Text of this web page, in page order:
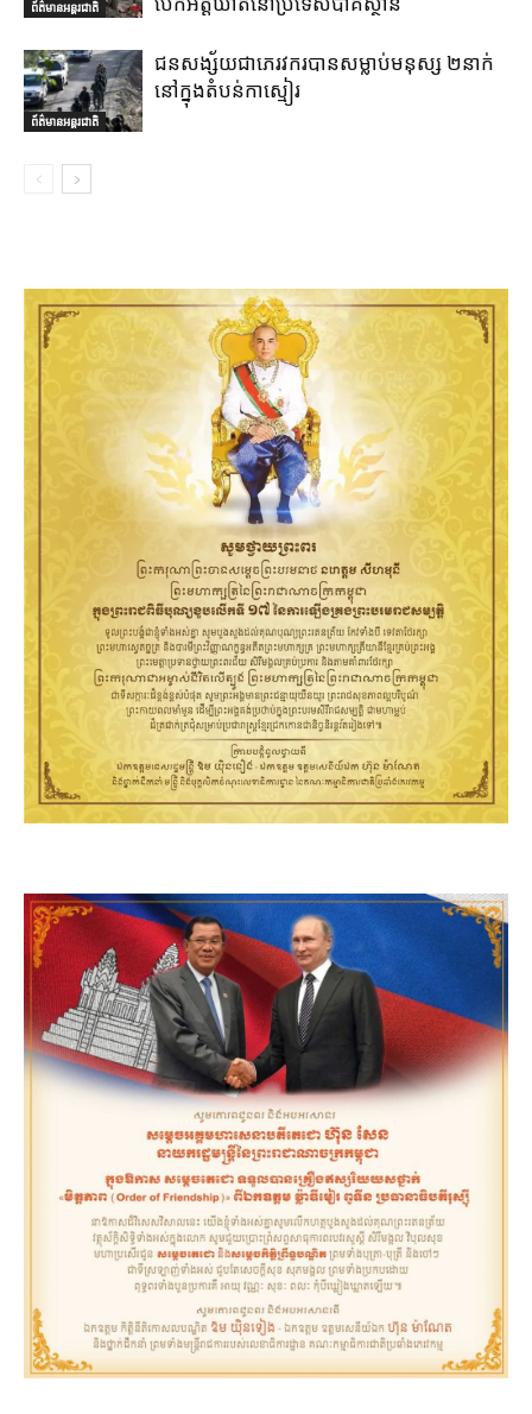
ព័ត៌មានអន្តរជាតិ
ព័ត៌មានអន្តរជាតិ
ជនសង្ស័យជាភេរវករបានសម្លាប់មនុស្ស ២នាក់
នៅក្នុងតំបន់កាស្មៀរ